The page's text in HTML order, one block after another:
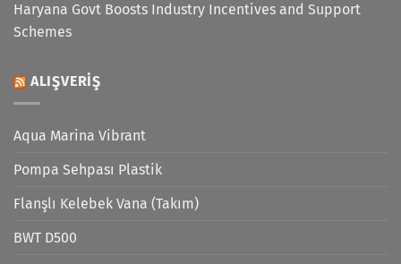
Haryana Govt Boosts Industry Incentives and Support
Schemes
ALIŞVERIŞ
Aqua Marina Vibrant
Pompa Sehpası Plastik
Flanşlı Kelebek Vana (Takım)
BWT D500